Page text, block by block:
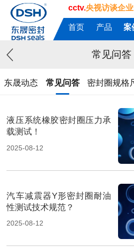
cctv.央视访谈企
首页 产品 案
常见问答
东晟动态 常见问答 密封圈规格
液压系统橡胶密封圈压力承
载测试！
2025-08-12
汽车减震器Y形密封圈耐油
性测试技术规范？
2025-08-12